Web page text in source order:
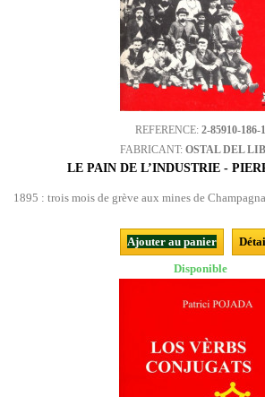
REFERENCE: 2-85910-186-1
FABRICANT: OSTAL DEL
LE PAIN DE L’INDUSTRIE -
1895 : trois mois de grève aux mines de
Ajouter au panier
Disponible